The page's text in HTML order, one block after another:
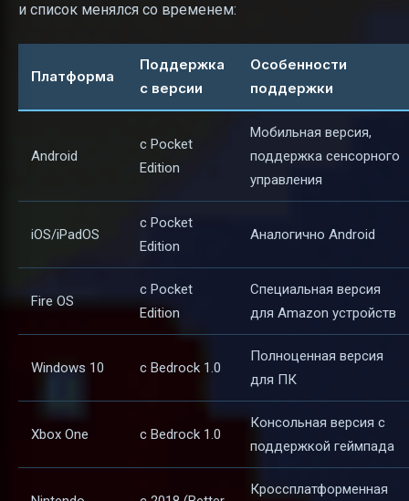
и список менялся со временем:
Платформа
Поддержка
с версии
Особенности
поддержки
Android
с Pocket
Edition
Мобильная версия,
поддержка сенсорного
управления
iOS/iPadOS
с Pocket
Edition
Аналогично Android
Fire OS
с Pocket
Edition
Специальная версия
для Amazon устройств
Windows 10 с Bedrock 1.0
Полноценная версия
для ПК
Xbox One с Bedrock 1.0
Консольная версия с
поддержкой геймпада
Кроссплатформенная